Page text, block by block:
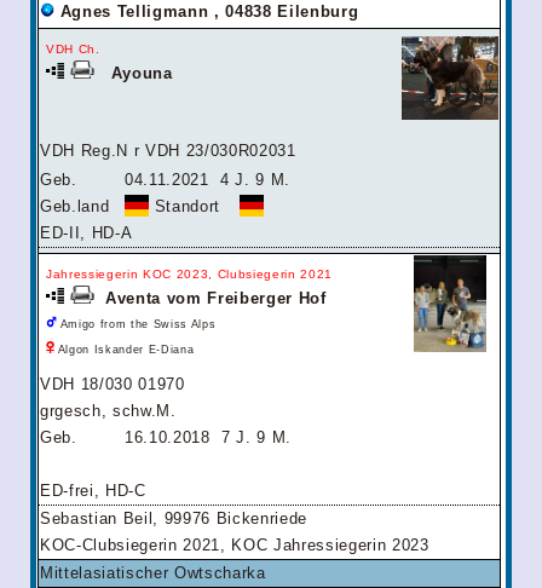
Agnes Telligmann , 04838 Eilenburg
VDH Ch.
Ayouna
VDH Reg.N r VDH 23/030R02031
Geb.
04.11.2021
4 J. 9 M.
Geb.land
Standort
ED-II, HD-A
Jahressiegerin KOC 2023, Clubsiegerin 2021
Aventa vom Freiberger Hof
Amigo from the Swiss Alps
Algon Iskander E-Diana
VDH 18/030 01970
grgesch, schw.M.
Geb.
16.10.2018 7 J. 9 M.
ED-frei, HD-C
Sebastian Beil, 99976 Bickenriede
KOC-Clubsiegerin 2021, KOC Jahressiegerin 2023
Mittelasiatischer Owtscharka